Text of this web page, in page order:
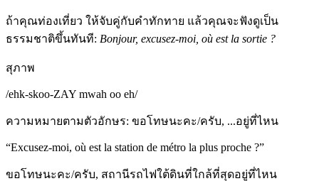
ถ้าคุณท่องเที่ยว ให้จับคู่กับคำทักทาย แล้วคุณจะฟังดูเป็น
ธรรมชาติขึ้นทันที: Bonjour, excusez-moi, où est la sortie ?
สุภาพ
/ehk-skoo-ZAY mwah oo eh/
ความหมายตามตัวอักษร: ขอโทษนะคะ/ครับ, ...อยู่ที่ไหน
“Excusez-moi, où est la station de métro la plus proche ?”
ขอโทษนะคะ/ครับ, สถานีรถไฟใต้ดินที่ใกล้ที่สุดอยู่ที่ไหน